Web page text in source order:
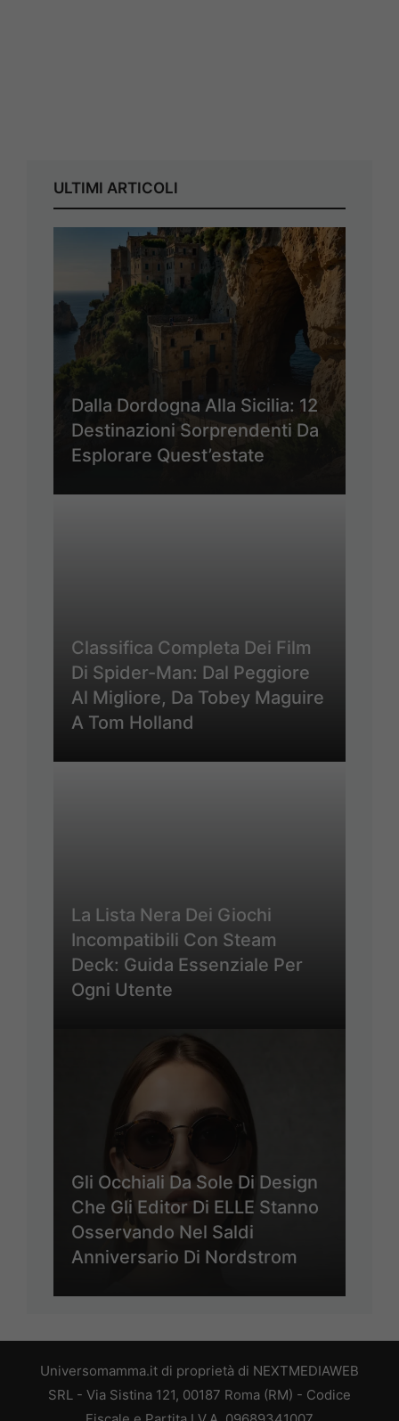
ULTIMI ARTICOLI
Dalla Dordogna Alla Sicilia: 12
Destinazioni Sorprendenti Da
Esplorare Quest’estate
Classifica Completa Dei Film
Di Spider-Man: Dal Peggiore
Al Migliore, Da Tobey Maguire
A Tom Holland
La Lista Nera Dei Giochi
Incompatibili Con Steam
Deck: Guida Essenziale Per
Ogni Utente
Gli Occhiali Da Sole Di Design
Che Gli Editor Di ELLE Stanno
Osservando Nel Saldi
Anniversario Di Nordstrom
Universomamma.it di proprietà di NEXTMEDIAWEB
SRL - Via Sistina 121, 00187 Roma (RM) - Codice